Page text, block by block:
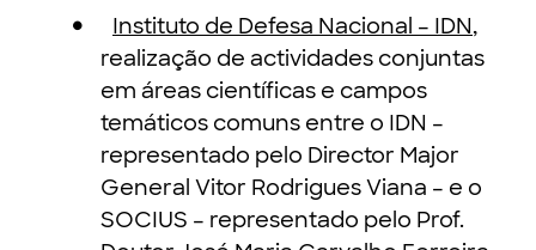
Instituto de Defesa Nacional – IDN,
realização de actividades conjuntas
em áreas científicas e campos
temáticos comuns entre o IDN –
representado pelo Director Major
General Vitor Rodrigues Viana – e o
SOCIUS – representado pelo Prof.